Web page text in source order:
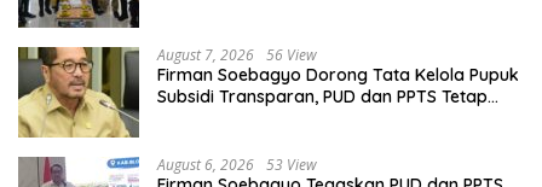
August 7, 2026 56 View
Firman Soebagyo Dorong Tata Kelola Pupuk
Subsidi Transparan, PUD dan PPTS Tetap
August 6, 2026 53 View